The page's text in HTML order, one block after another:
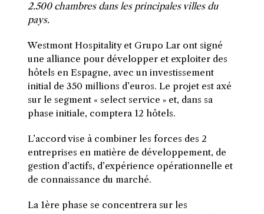
2.500 chambres dans les principales villes du
pays.
Westmont Hospitality et Grupo Lar ont signé
une alliance pour développer et exploiter des
hôtels en Espagne, avec un investissement
initial de 350 millions d’euros. Le projet est axé
sur le segment « select service » et, dans sa
phase initiale, comptera 12 hôtels.
L’accord vise à combiner les forces des 2
entreprises en matière de développement, de
gestion d’actifs, d’expérience opérationnelle et
de connaissance du marché.
La 1ère phase se concentrera sur les